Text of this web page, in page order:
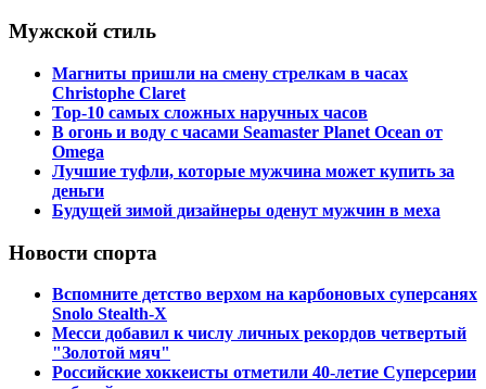
Мужской стиль
Магниты пришли на смену стрелкам в часах
Christophe Claret
Top-10 самых сложных наручных часов
В огонь и воду с часами Seamaster Planet Ocean от
Omega
Лучшие туфли, которые мужчина может купить за
деньги
Будущей зимой дизайнеры оденут мужчин в меха
Новости спорта
Вспомните детство верхом на карбоновых суперсанях
Snolo Stealth-X
Месси добавил к числу личных рекордов четвертый
"Золотой мяч"
Российские хоккеисты отметили 40-летие Суперсерии